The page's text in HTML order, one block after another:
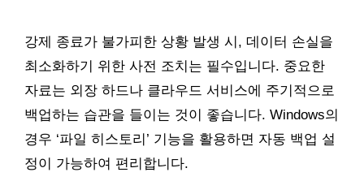
강제 종료가 불가피한 상황 발생 시, 데이터 손실을
최소화하기 위한 사전 조치는 필수입니다. 중요한
자료는 외장 하드나 클라우드 서비스에 주기적으로
백업하는 습관을 들이는 것이 좋습니다. Windows의
경우 ‘파일 히스토리’ 기능을 활용하면 자동 백업 설
정이 가능하여 편리합니다.